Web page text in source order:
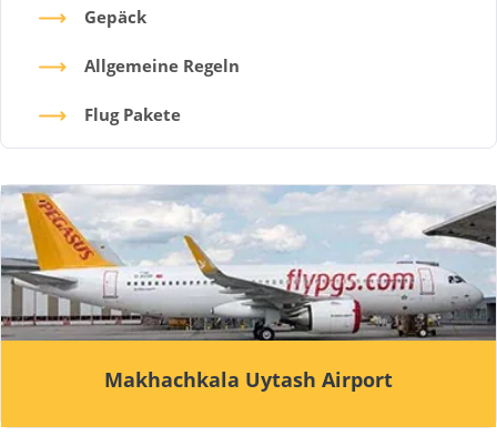
Gepäck
Allgemeine Regeln
Flug Pakete
Makhachkala Uytash Airport